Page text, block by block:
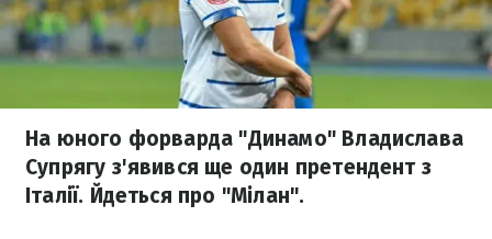
На юного форварда "Динамо" Владислава
Супрягу з'явився ще один претендент з
Італії. Йдеться про "Мілан".